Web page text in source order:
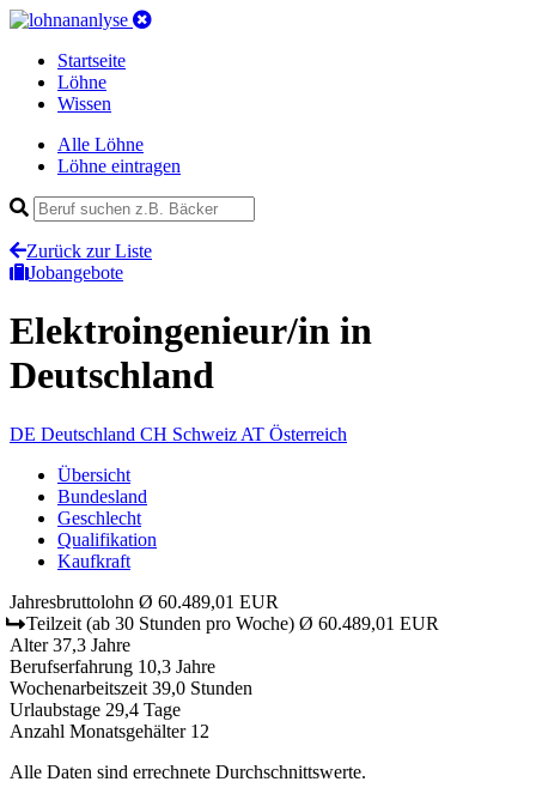
Startseite
Löhne
Wissen
Alle Löhne
Löhne eintragen
Zurück zur Liste
Jobangebote
Elektroingenieur/in in
Deutschland
DE Deutschland CH Schweiz AT Österreich
Übersicht
Bundesland
Geschlecht
Qualifikation
Kaufkraft
Jahresbruttolohn Ø 60.489,01 EUR
Teilzeit (ab 30 Stunden pro Woche) Ø 60.489,01 EUR
Alter 37,3 Jahre
Berufserfahrung 10,3 Jahre
Wochenarbeitszeit 39,0 Stunden
Urlaubstage 29,4 Tage
Anzahl Monatsgehälter 12
Alle Daten sind errechnete Durchschnittswerte.